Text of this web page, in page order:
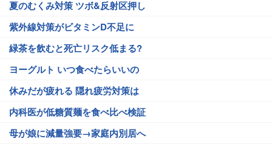
夏のむくみ対策 ツボ&反射区押し
紫外線対策がビタミンD不足に
緑茶を飲むと死亡リスク低まる?
ヨーグルト いつ食べたらいいの
休みだが疲れる 隠れ疲労対策は
内科医が低糖質麺を食べ比べ検証
母が娘に減量強要→家庭内別居へ